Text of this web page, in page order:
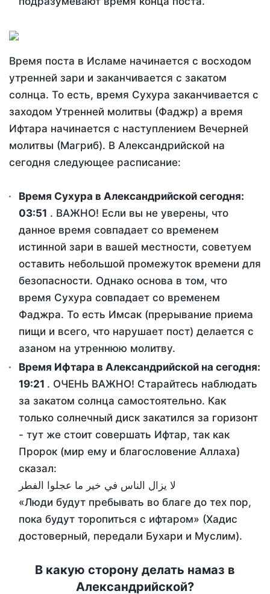
Время поста в Исламе начинается с восходом
утренней зари и заканчивается с закатом
солнца. То есть, время Сухура заканчивается с
заходом Утренней молитвы (Фаджр) а время
Ифтара начинается с наступлением Вечерней
молитвы (Магриб). В Александрийской на
сегодня следующее расписание:
Время Сухура в Александрийской сегодня:
03:51 . ВАЖНО! Если вы не уверены, что
данное время совпадает со временем
истинной зари в вашей местности, советуем
оставить небольшой промежуток времени для
безопасности. Однако основа в том, что
время Сухура совпадает со временем
Фаджра. То есть Имсак (прерывание приема
пищи и всего, что нарушает пост) делается с
азаном на утреннюю молитву.
Время Ифтара в Александрийской на сегодня:
19:21 . ОЧЕНЬ ВАЖНО! Старайтесь наблюдать
за закатом солнца самостоятельно. Как
только солнечный диск закатился за горизонт
- тут же стоит совершать Ифтар, так как
Пророк (мир ему и благословение Аллаха)
сказал:
لا يزال الناس في خير ما عجلوا الفطر
«Люди будут пребывать во благе до тех пор,
пока будут торопиться с ифтаром» (Хадис
достоверный, передали Бухари и Муслим).
В какую сторону делать намаз в
Александрийской?